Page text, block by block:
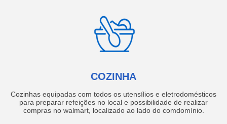
COZINHA
Cozinhas equipadas com todos os utensílios e eletrodomésticos
para preparar refeições no local e possibilidade de realizar
compras no walmart, localizado ao lado do comdomínio.